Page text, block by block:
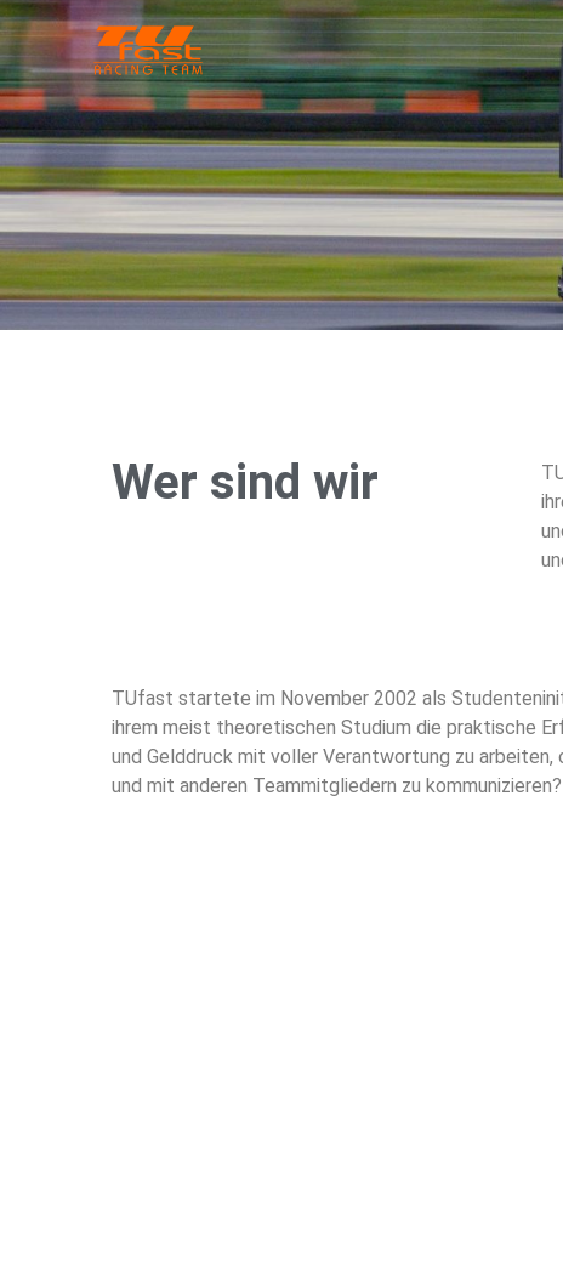
Wer sind wir
TUfast startete im November 2002 als
ihrem meist theoretischen Studium die praktische
und Gelddruck mit voller Verantwortung zu arbeiten,
und mit anderen Teammitgliedern zu